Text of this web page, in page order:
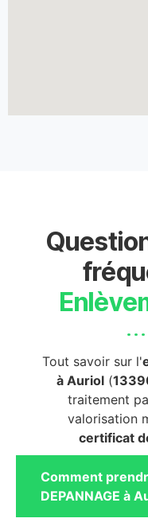
Tout savoir sur l'
à Auriol (
traitement
valorisation
certificat
Comment
DEPANNAGE à